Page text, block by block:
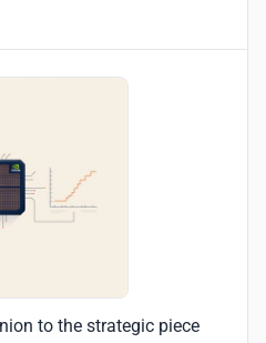
to the strategic piece